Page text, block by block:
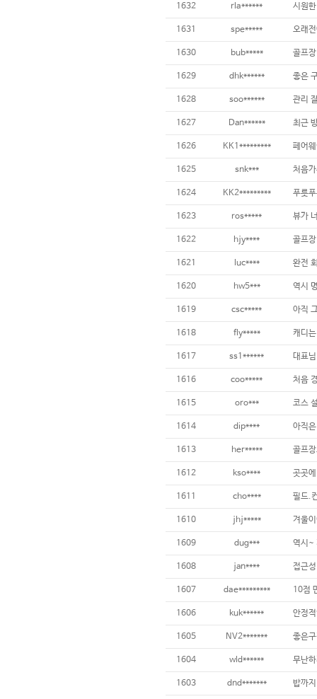
1632 rla******
1631 spe*****
1630 bub*****
1629 dhk****** 좋은
1628 soo****** 관리
1627 Dan******
1626 KK1********* 페어
1625 snk***
1624 KK2*********
1623 ros***** 뷰가
1622 hjy****
1621 luc****
1620 hw5***
1619 csc*****
1618 fly*****
1617 ss1******
1616 coo*****
1615 oro***
1614 dip**** 아직
1613 her*****
1612 kso****
1611 cho****
1610 jhj***** 겨울
1609 dug***
1608 jan****
1607 dae********* 10점
1606 kuk****** 안정
1605 NV2******* 좋은
1604 wld****** 무난
1603 dnd******* 밥까